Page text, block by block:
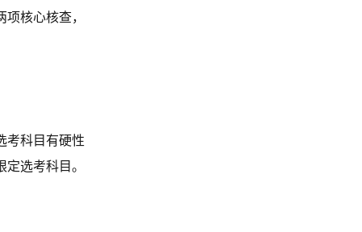
核心核查，
考科目有硬性
选考科目。